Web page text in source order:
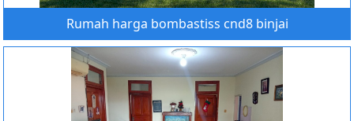
Rumah harga bombastiss cnd8 binjai